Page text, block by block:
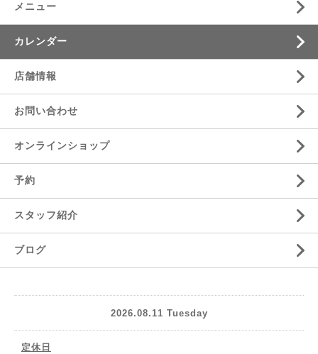
メニュー
カレンダー
店舗情報
お問い合わせ
オンラインショップ
予約
スタッフ紹介
ブログ
2026.08.11 Tuesday
定休日